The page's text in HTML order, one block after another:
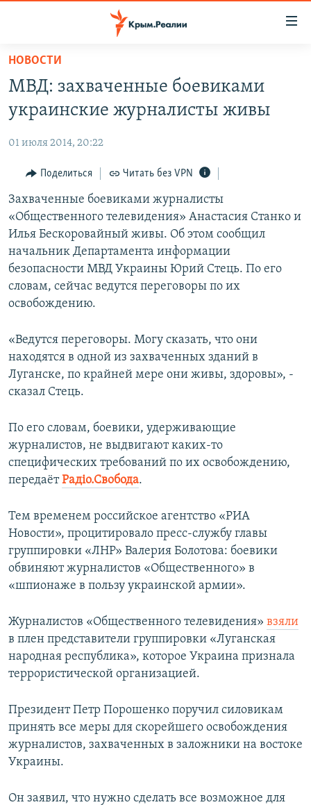
Вернуться
основному
содержанию
Вернутся
навигации
Вернутся
поиску
СПЕЦПРОЕКТЫ
КАРТА ВОЕННЫХ ОБЪЕКТОВ КРЫМА
11 ЛЕТ ОККУПАЦИИ КРЫМА. 11 ИСТОРИЙ СОПРОТИВЛЕНИЯ
ВОДА
ИСТОРИЯ
ЕЩЕ
ИНТЕРАКТИВ
ИНФОГРАФИКА
ТЕЛЕПРОЕКТ КРЫМ.РЕАЛИИ
СОВЕТЫ ПРАВОЗАЩИТНИКОВ
ПРОПАВШИЕ БЕЗ ВЕСТИ
КРЫМ.НЕПОКОРЕННЫЙ
ELIFBE
УКРАИНСКАЯ ПРОБЛЕМА КРЫМА
РАДІО СВОБОДА
КАК ОБОЙТИ БЛОКИРОВКУ
Українською
Qırımtatar
НОВОСТИ
МВД: захваченные боевиками
украинские журналисты живы
01 июля 2014, 20:22
Поделиться Читать без VPN
Захваченные боевиками журналисты
«Общественного телевидения» Анастасия Станко и
Илья Бескоровайный живы. Об этом сообщил
начальник Департамента информации
безопасности МВД Украины Юрий Стець. По его
словам, сейчас ведутся переговоры по их
освобождению.
«Ведутся переговоры. Могу сказать, что они
находятся в одной из захваченных зданий в
Луганске, по крайней мере они живы, здоровы», -
сказал Стець.
По его словам, боевики, удерживающие
журналистов, не выдвигают каких-то
специфических требований по их освобождению,
передаётРадіо.Свобода.
Тем временем российское агентство «РИА
Новости», процитировало пресс-службу главы
группировки «ЛНР» Валерия Болотова: боевики
обвиняют журналистов «Общественного» в
«шпионаже в пользу украинской армии».
Журналистов «Общественного телевидения» взяли
в плен представители группировки «Луганская
народная республика», которое Украина признала
террористической организацией.
Президент Петр Порошенко поручил силовикам
принять все меры для скорейшего освобождения
журналистов, захваченных в заложники на востоке
Украины.
Он заявил, что нужно сделать все возможное для